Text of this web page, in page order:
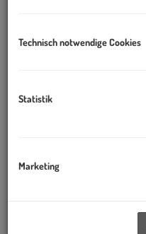
Technisch notwendige Cookies
Statistik
Marketing